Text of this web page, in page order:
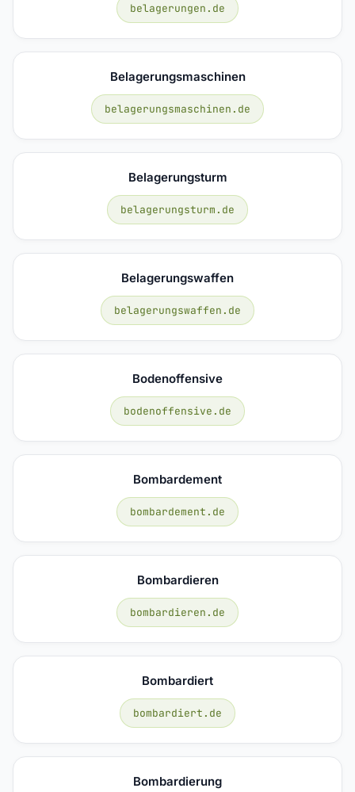
belagerungen.de
Belagerungsmaschinen
belagerungsmaschinen.de
Belagerungsturm
belagerungsturm.de
Belagerungswaffen
belagerungswaffen.de
Bodenoffensive
bodenoffensive.de
Bombardement
bombardement.de
Bombardieren
bombardieren.de
Bombardiert
bombardiert.de
Bombardierung